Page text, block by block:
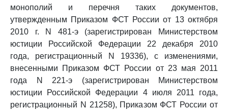
монополий и перечня таких документов,
утвержденным Приказом ФСТ России от 13 октября
2010 г. N 481-э (зарегистрирован Министерством
юстиции Российской Федерации 22 декабря 2010
года, регистрационный N 19336), с изменениями,
внесенными Приказом ФСТ России от 23 мая 2011
года N 221-э (зарегистрирован Министерством
юстиции Российской Федерации 4 июля 2011 года,
регистрационный N 21258), Приказом ФСТ России от